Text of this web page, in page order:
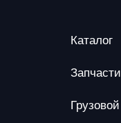
Каталог
Запчасти